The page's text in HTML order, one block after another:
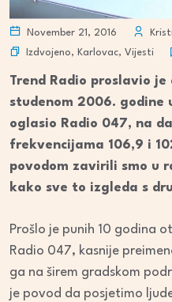
November 21, 2016
Izdvojeno, Karlovac, Vijesti
Trend Radio proslavio je
studenom 2006. godine
oglasio Radio 047, na
frekvencijama 106,9 i
povodom zavirili smo u
kako sve to izgleda s
Prošlo je punih 10 godina
Radio 047, kasnije
ga na širem gradskom
je povod da posjetimo